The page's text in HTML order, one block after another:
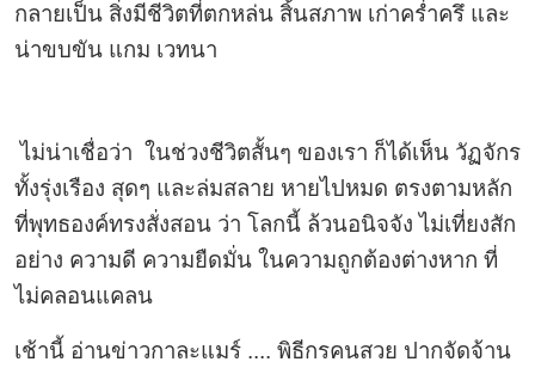
กลายเป็น สิ่งมีชีวิตที่ตกหล่น สิ้นสภาพ เก่าคร่ำครึ และ
น่าขบขัน แกม เวทนา
ไม่น่าเชื่อว่า ในช่วงชีวิตสั้นๆ ของเรา ก็ได้เห็น วัฏจักร
ทั้งรุ่งเรือง สุดๆ และล่มสลาย หายไปหมด ตรงตามหลัก
ที่พุทธองค์ทรงสั่งสอน ว่า โลกนี้ ล้วนอนิจจัง ไม่เที่ยงสัก
อย่าง ความดี ความยืดมั่น ในความถูกต้องต่างหาก ที่
ไม่คลอนแคลน
เช้านี้ อ่านข่าวกาละแมร์ .... พิธีกรคนสวย ปากจัดจ้าน